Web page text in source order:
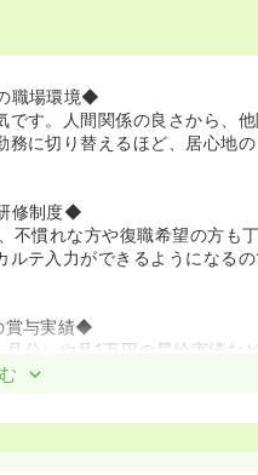
職場環境◆
す。人間関係の良さから、
に切り替えるほど、居心地
修制度◆
不慣れな方や復職希望の方も
テ入力ができるようになる
賞与実績◆
分）や月1万円の昇給実績な
れ、あなたの専門性を高く評
い福利厚生◆